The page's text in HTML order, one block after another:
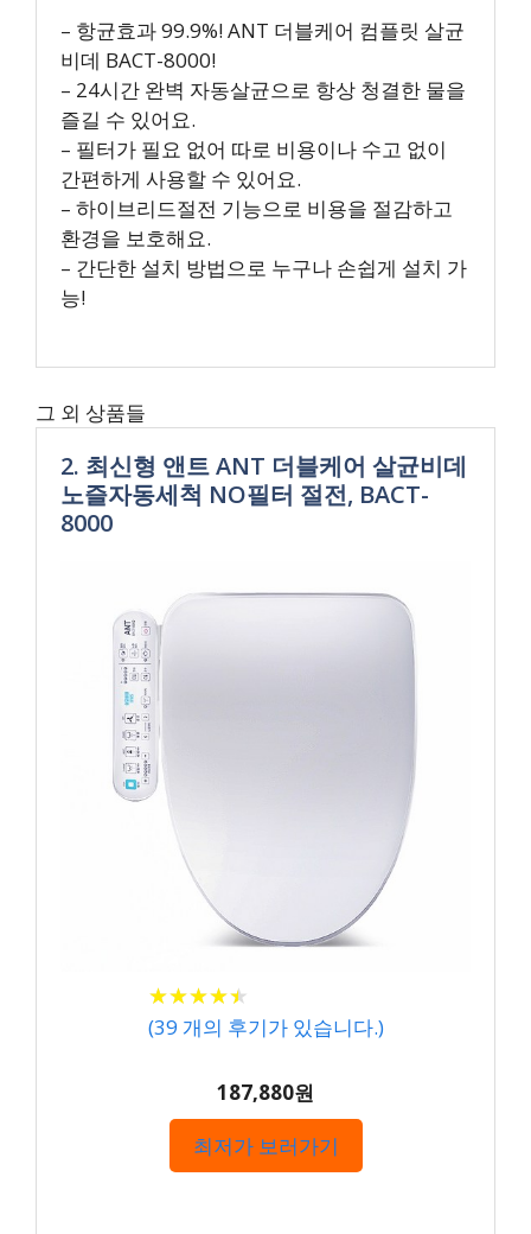
– 항균효과 99.9%! ANT 더블케어 컴플릿 살균
비데 BACT-8000!
– 24시간 완벽 자동살균으로 항상 청결한 물을
즐길 수 있어요.
– 필터가 필요 없어 따로 비용이나 수고 없이
간편하게 사용할 수 있어요.
– 하이브리드절전 기능으로 비용을 절감하고
환경을 보호해요.
– 간단한 설치 방법으로 누구나 손쉽게 설치 가
능!
그 외 상품들
2. 최신형 앤트 ANT 더블케어 살균비데
노즐자동세척 NO필터 절전, BACT-
8000
★★★★★
★★★★★
(39 개의 후기가 있습니다.)
187,880원
최저가 보러가기